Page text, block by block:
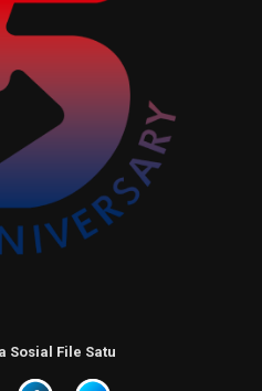
Sosial File Satu